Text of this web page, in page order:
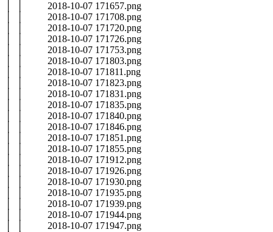
│ │ 2018-10-07 171657.png
│ │ 2018-10-07 171708.png
│ │ 2018-10-07 171720.png
│ │ 2018-10-07 171726.png
│ │ 2018-10-07 171753.png
│ │ 2018-10-07 171803.png
│ │ 2018-10-07 171811.png
│ │ 2018-10-07 171823.png
│ │ 2018-10-07 171831.png
│ │ 2018-10-07 171835.png
│ │ 2018-10-07 171840.png
│ │ 2018-10-07 171846.png
│ │ 2018-10-07 171851.png
│ │ 2018-10-07 171855.png
│ │ 2018-10-07 171912.png
│ │ 2018-10-07 171926.png
│ │ 2018-10-07 171930.png
│ │ 2018-10-07 171935.png
│ │ 2018-10-07 171939.png
│ │ 2018-10-07 171944.png
│ │ 2018-10-07 171947.png